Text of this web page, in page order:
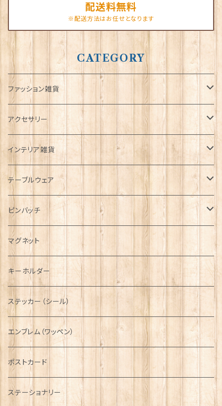
配送料無料
※配送方法はお任せとなります
CATEGORY
ファッション雑貨
タータンネクタイ
帽子
キャップ
ハンチング帽
キャスケット
ディアストーカー
ニット帽
Tシャツ
マフラー
タータン【Bronte by Moon】
タータン【Glencroft】
ボタンラップマフラー【Aran Traditions】
サッシュ
スカーフ
ファッションマスク
アクセサリー
ORTAK
ブローチ
ペンダント
チャーム
その他のアクセサリー
インテリア雑貨
インテリア置物
ラブスプーン
ラブスプーン【SION LLEWELLYN】
ラブスプーン【PAUL CURTIS】
ファブリック
テーブルウェア
ティータオル
ペーパーナプキン
ティーコジー
その他テーブルウェア
ピンバッチ
ジェネラルデザイン
乗り物
動物＆植物
国旗＆紋章
音楽＆楽器
運動＆人物
ミリタリー
NAVY
AIRFORCE
ARMY
ピューター
マグネット
キーホルダー
ステッカー（シール）
エンブレム（ワッペン）
ポストカード
ステーショナリー